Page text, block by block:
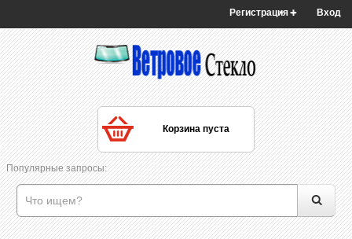
Вход
Регистрация
Корзина пуста
Популярные запросы: